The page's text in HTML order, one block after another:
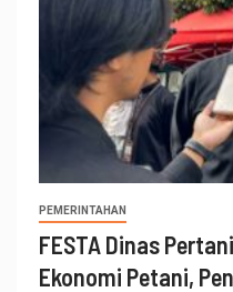
PEMERINTAHAN
FESTA Dinas
Ekonomi Petani,